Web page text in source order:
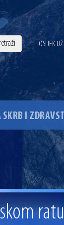
OSIJEK
SKRB I
glavnog osječkog Trga